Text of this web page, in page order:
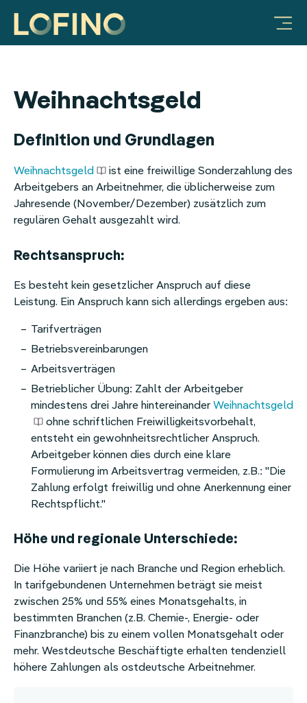
Weihnachtsgeld
Definition und Grundlagen
Weihnachtsgeld
ist eine freiwillige Sonderzahlung des
Arbeitgebers an Arbeitnehmer, die üblicherweise zum
Jahresende (November/Dezember) zusätzlich zum
regulären Gehalt ausgezahlt wird.
Rechtsanspruch:
Es besteht kein gesetzlicher Anspruch auf diese
Leistung. Ein Anspruch kann sich allerdings ergeben aus:
Tarifverträgen
Betriebsvereinbarungen
Arbeitsverträgen
Betrieblicher Übung: Zahlt der Arbeitgeber
mindestens drei Jahre hintereinander Weihnachtsgeld
ohne schriftlichen Freiwilligkeitsvorbehalt,
entsteht ein gewohnheitsrechtlicher Anspruch.
Arbeitgeber können dies durch eine klare
Formulierung im Arbeitsvertrag vermeiden, z.B.: "Die
Zahlung erfolgt freiwillig und ohne Anerkennung einer
Rechtspflicht."
Höhe und regionale Unterschiede:
Die Höhe variiert je nach Branche und Region erheblich.
In tarifgebundenen Unternehmen beträgt sie meist
zwischen 25% und 55% eines Monatsgehalts, in
bestimmten Branchen (z.B. Chemie-, Energie- oder
Finanzbranche) bis zu einem vollen Monatsgehalt oder
mehr. Westdeutsche Beschäftigte erhalten tendenziell
höhere Zahlungen als ostdeutsche Arbeitnehmer.
Produkte & Lösungen
Essenszuschuss
Internetzuschuss
Erholungsbeihilfe
Gesundheitsbonus
Homeoffice-Erstattung
Mobilitätsbudget
Warum LOFINO?
Services
Integrationen
Vorteile für Unternehmen
Unternehmen
Ratgeber
Erholungsbeihilfe
Internetpauschale
HR
Mitarbeiter-Benefits
FAQ & Hilfe